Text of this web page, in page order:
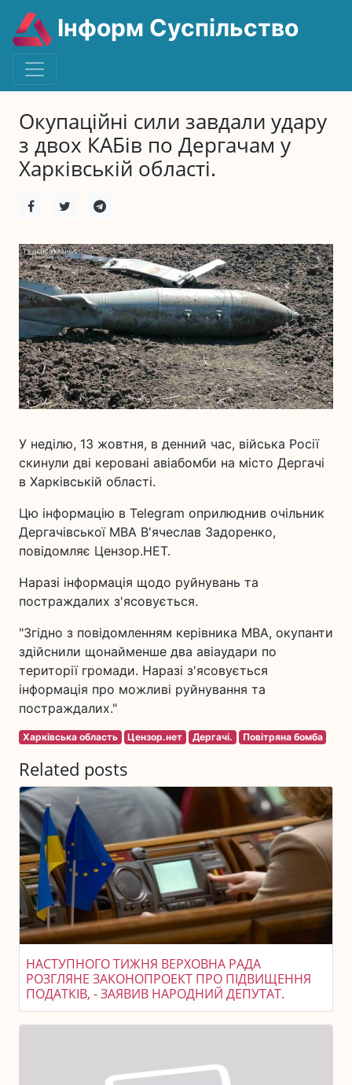
Інформ Суспільство
Окупаційні сили завдали удару
з двох КАБів по Дергачам у
Харківській області.
У неділю, 13 жовтня, в денний час, війська Росії
скинули дві керовані авіабомби на місто Дергачі
в Харківській області.
Цю інформацію в Telegram оприлюднив очільник
Дергачівської МВА В'ячеслав Задоренко,
повідомляє Цензор.НЕТ.
Наразі інформація щодо руйнувань та
постраждалих з'ясовується.
"Згідно з повідомленням керівника МВА, окупанти
здійснили щонайменше два авіаудари по
території громади. Наразі з'ясовується
інформація про можливі руйнування та
постраждалих."
Харківська область Цензор.нет Дергачі. Повітряна бомба
Related posts
НАСТУПНОГО ТИЖНЯ ВЕРХОВНА РАДА
РОЗГЛЯНЕ ЗАКОНОПРОЕКТ ПРО ПІДВИЩЕННЯ
ПОДАТКІВ, - ЗАЯВИВ НАРОДНИЙ ДЕПУТАТ.